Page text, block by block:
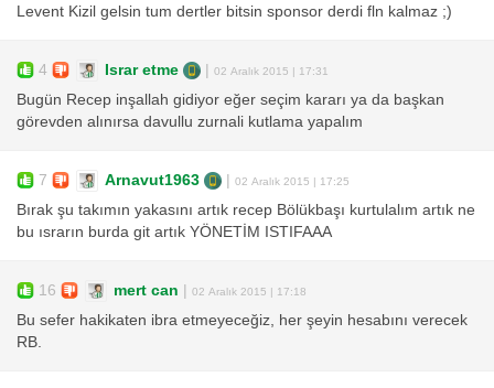
Levent Kizil gelsin tum dertler bitsin sponsor derdi fln kalmaz ;)
4 Israr etme 02 Aralık 2015 | 17:31
Bugün Recep inşallah gidiyor eğer seçim kararı ya da başkan
görevden alınırsa davullu zurnali kutlama yapalım
7 Arnavut1963 02 Aralık 2015 | 17:25
Bırak şu takımın yakasını artık recep Bölükbaşı kurtulalım artık ne
bu ısrarın burda git artık YÖNETİM ISTIFAAA
16 mert can 02 Aralık 2015 | 17:18
Bu sefer hakikaten ibra etmeyeceğiz, her şeyin hesabını verecek
RB.